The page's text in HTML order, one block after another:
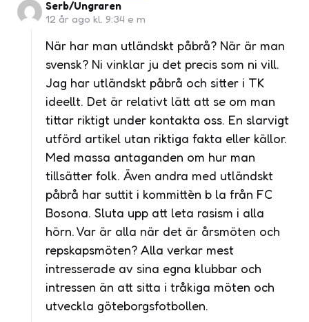
Serb/Ungraren
12 år ago kl. 9:34 e m
När har man utländskt påbrå? När är man
svensk? Ni vinklar ju det precis som ni vill.
Jag har utländskt påbrå och sitter i TK
ideellt. Det är relativt lätt att se om man
tittar riktigt under kontakta oss. En slarvigt
utförd artikel utan riktiga fakta eller källor.
Med massa antaganden om hur man
tillsätter folk. Även andra med utländskt
påbrå har suttit i kommittèn b la från FC
Bosona. Sluta upp att leta rasism i alla
hörn. Var är alla när det är årsmöten och
repskapsmöten? Alla verkar mest
intresserade av sina egna klubbar och
intressen än att sitta i tråkiga möten och
utveckla göteborgsfotbollen.